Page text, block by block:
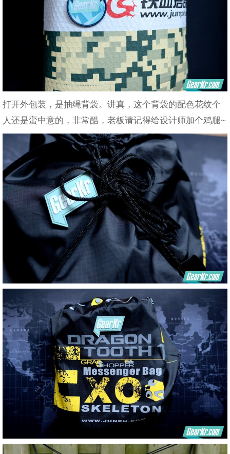
打开外包装，是抽绳背袋。讲真，这个背袋的配色花纹个
人还是蛮中意的，非常酷，老板请记得给设计师加个鸡腿~